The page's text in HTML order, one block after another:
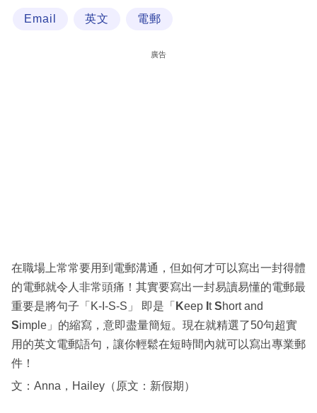
區
Email 英文 電郵
廣告
在職場上常常要用到電郵溝通，但如何才可以寫出一封得體
的電郵就令人非常頭痛！其實要寫出一封易讀易懂的電郵最
重要是將句子「K-I-S-S」 即是「 Keep tShort and
Simple」的縮寫，意即盡量簡短。現在就精選了50句超實
用的英文電郵語句，讓你輕鬆在短時間內就可以寫出專業郵
件！
文：Anna，Hailey（原文：新假期）